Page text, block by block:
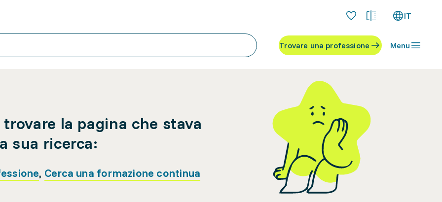
IT
Trovare una professione Menu
la pagina che stava
sua ricerca:
, Cerca una formazione continua